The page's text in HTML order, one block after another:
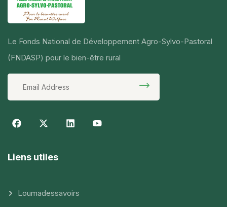
Le Fonds National de Développement Agro-Sylvo-Pastoral
(FNDASP) pour le bien-être rural
Liens utiles
Loumadessavoirs